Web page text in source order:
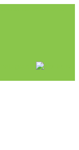
Instagram